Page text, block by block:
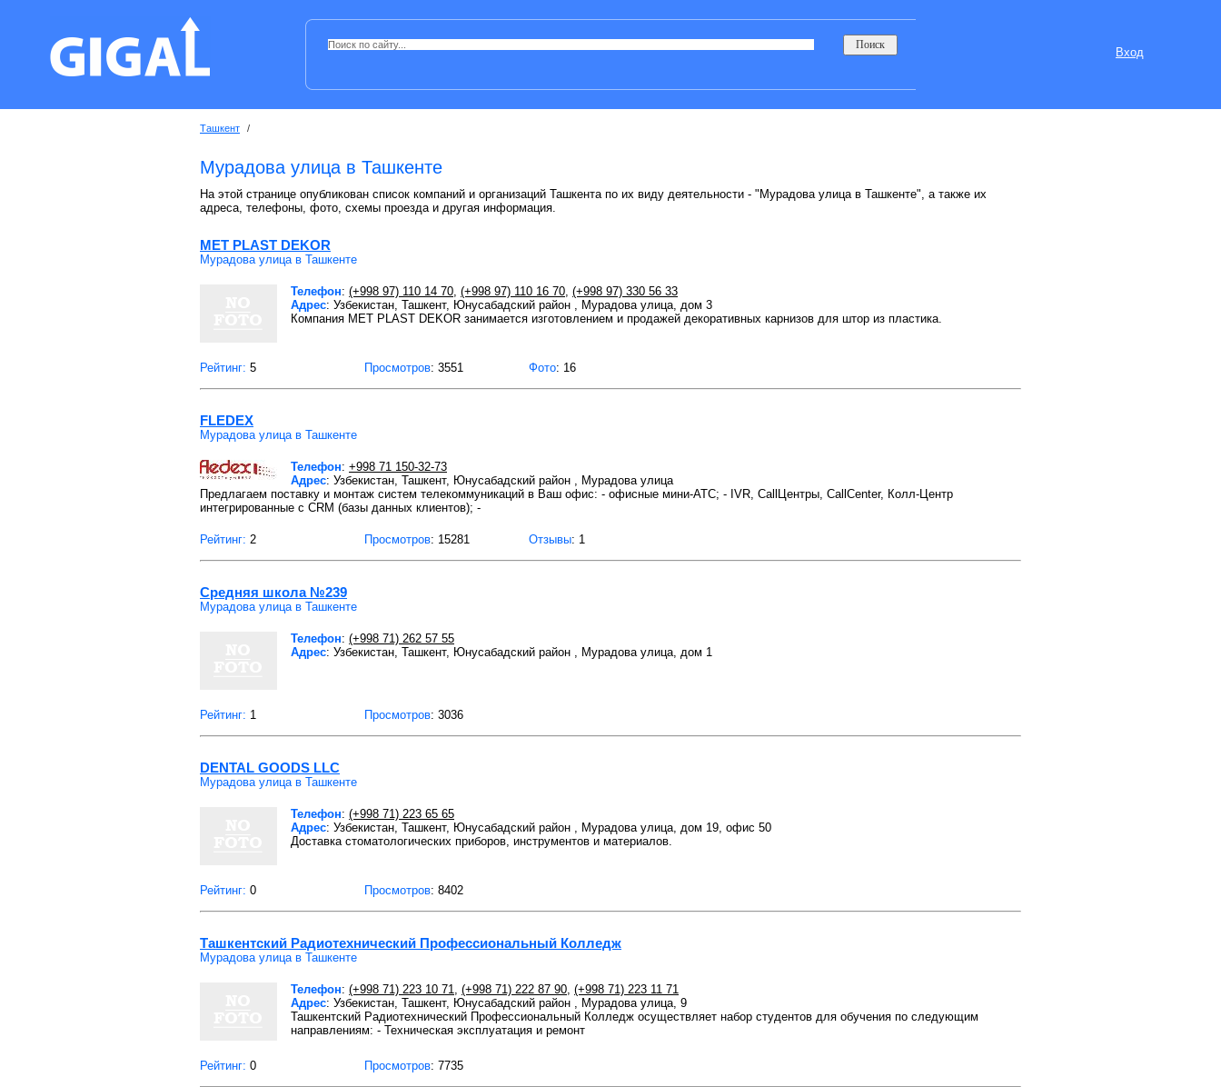
Вход
Ташкент /
Мурадова улица в Ташкенте
На этой странице опубликован список компаний и организаций Ташкента по их виду деятельности - "Мурадова улица в Ташкенте", а также их
адреса, телефоны, фото, схемы проезда и другая информация.
MET PLAST DEKOR
Мурадова улица в Ташкенте
Телефон: (+998 97) 110 14 70, (+998 97) 110 16 70, (+998 97) 330 56 33
Адрес: Узбекистан, Ташкент, Юнусабадский район , Мурадова улица, дом 3
Компания MET PLAST DEKOR занимается изготовлением и продажей декоративных карнизов для штор из пластика.
Рейтинг: 5 Просмотров: 3551 Фото: 16
FLEDEX
Мурадова улица в Ташкенте
Телефон: +998 71 150-32-73
Адрес: Узбекистан, Ташкент, Юнусабадский район , Мурадова улица
Предлагаем поставку и монтаж систем телекоммуникаций в Ваш офис: - офисные мини-АТС; - IVR, CallЦентры, CallCenter, Колл-Центр
интегрированные с CRM (базы данных клиентов); -
Рейтинг: 2 Просмотров: 15281 Отзывы: 1
Средняя школа №239
Мурадова улица в Ташкенте
Телефон: (+998 71) 262 57 55
Адрес: Узбекистан, Ташкент, Юнусабадский район , Мурадова улица, дом 1
Рейтинг: 1 Просмотров: 3036
DENTAL GOODS LLC
Мурадова улица в Ташкенте
Телефон: (+998 71) 223 65 65
Адрес: Узбекистан, Ташкент, Юнусабадский район , Мурадова улица, дом 19, офис 50
Доставка стоматологических приборов, инструментов и материалов.
Рейтинг: 0 Просмотров: 8402
Ташкентский Радиотехнический Профессиональный Колледж
Мурадова улица в Ташкенте
Телефон: (+998 71) 223 10 71, (+998 71) 222 87 90, (+998 71) 223 11 71
Адрес: Узбекистан, Ташкент, Юнусабадский район , Мурадова улица, 9
Ташкентский Радиотехнический Профессиональный Колледж осуществляет набор студентов для обучения по следующим
направлениям: - Техническая эксплуатация и ремонт
Рейтинг: 0 Просмотров: 7735